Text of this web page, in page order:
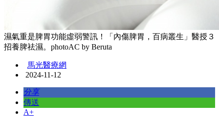
濕氣重是脾胃功能虛弱警訊！「內傷脾胃，百病叢生」醫授３
招養脾祛濕。photoAC by Beruta
馬光醫療網
2024-11-12
分享
傳送
A+